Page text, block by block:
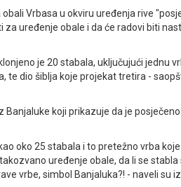
Vrbasa u okviru uređenja rive
za uređenje obale i da će radovi biti
je 20 stabala, uključujući jednu
te dio šiblja koje projekat tretira -
koji prikazuje da je
oko 25 stabala i to pretežno vrba
uređenje obale, da li se stabla
vrbe, simbol Banjaluka?! - naveli su